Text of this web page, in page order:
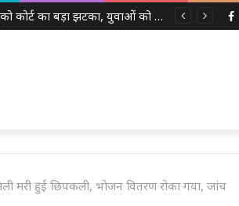
Meta को न्यू मेक्सिको कोर्ट का बड़ा झटका, युवाओं को नुकसान पहुंचाने के मामले में करीब 5,000 करोड़ रुपये का जुर्माना
मरी हुई छिपकली, भोजन वितरण रोका गया, जांच